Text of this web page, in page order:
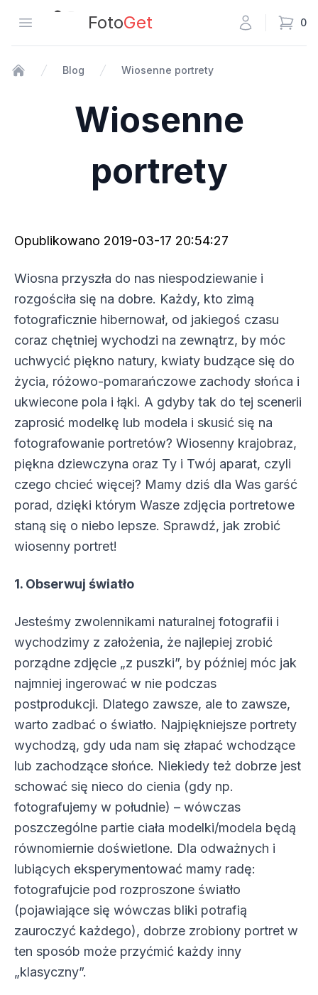
Otwórz menu
FotogetFotoGet 0
Blog Wiosenne portrety
Wiosenne
portrety
Opublikowano 2019-03-17 20:54:27
Wiosna przyszła do nas niespodziewanie i
rozgościła się na dobre. Każdy, kto zimą
fotograficznie hibernował, od jakiegoś czasu
coraz chętniej wychodzi na zewnątrz, by móc
uchwycić piękno natury, kwiaty budzące się do
życia, różowo-pomarańczowe zachody słońca i
ukwiecone pola i łąki. A gdyby tak do tej scenerii
zaprosić modelkę lub modela i skusić się na
fotografowanie portretów? Wiosenny krajobraz,
piękna dziewczyna oraz Ty i Twój aparat, czyli
czego chcieć więcej? Mamy dziś dla Was garść
porad, dzięki którym Wasze zdjęcia portretowe
staną się o niebo lepsze. Sprawdź, jak zrobić
wiosenny portret!
1. Obserwuj światło
Jesteśmy zwolennikami naturalnej fotografii i
wychodzimy z założenia, że najlepiej zrobić
porządne zdjęcie „z puszki”, by później móc jak
najmniej ingerować w nie podczas
postprodukcji. Dlatego zawsze, ale to zawsze,
warto zadbać o światło. Najpiękniejsze portrety
wychodzą, gdy uda nam się złapać wchodzące
lub zachodzące słońce. Niekiedy też dobrze jest
schować się nieco do cienia (gdy np.
fotografujemy w południe) – wówczas
poszczególne partie ciała modelki/modela będą
równomiernie doświetlone. Dla odważnych i
lubiących eksperymentować mamy radę:
fotografujcie pod rozproszone światło
(pojawiające się wówczas bliki potrafią
zauroczyć każdego), dobrze zrobiony portret w
ten sposób może przyćmić każdy inny
„klasyczny”.